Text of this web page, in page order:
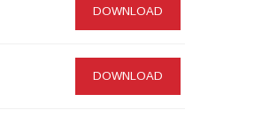
DOWNLOAD
DOWNLOAD